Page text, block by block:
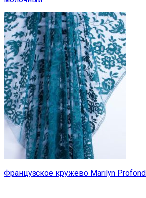
Французское кружево Marilyn Profond